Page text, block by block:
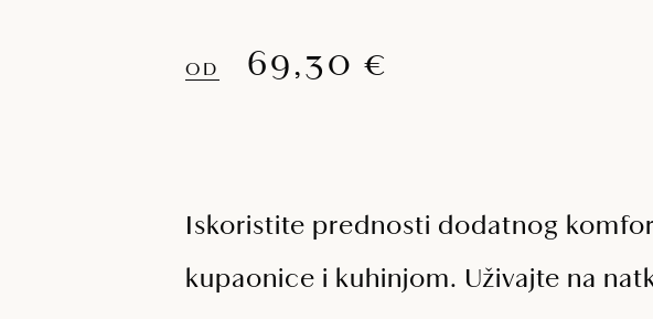
OD 69,30 €
Iskoristite prednosti dodatnog
kupaonice i kuhinjom. Uživajte na